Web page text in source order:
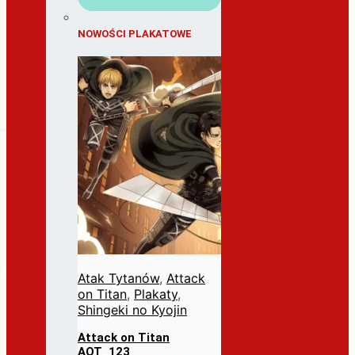
NOWOŚCI PLAKATOWE
Atak Tytanów, Attack
on Titan, Plakaty,
Shingeki no Kyojin
Attack on Titan
AOT_123